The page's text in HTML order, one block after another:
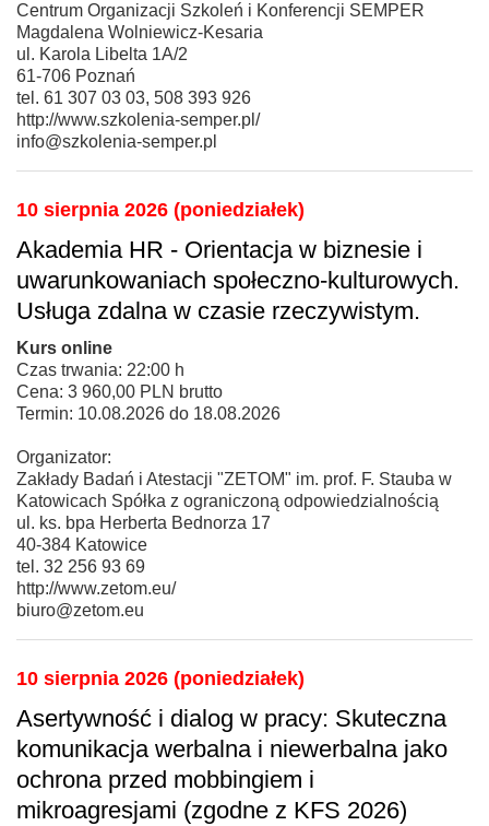
Centrum Organizacji Szkoleń i Konferencji SEMPER
Magdalena Wolniewicz-Kesaria
ul. Karola Libelta 1A/2
61-706 Poznań
tel. 61 307 03 03, 508 393 926
http://www.szkolenia-semper.pl/
info@szkolenia-semper.pl
10 sierpnia 2026 (poniedziałek)
Akademia HR - Orientacja w biznesie i
uwarunkowaniach społeczno-kulturowych.
Usługa zdalna w czasie rzeczywistym.
Kurs online
Czas trwania: 22:00 h
Cena: 3 960,00 PLN brutto
Termin: 10.08.2026 do 18.08.2026
Organizator:
Zakłady Badań i Atestacji "ZETOM" im. prof. F. Stauba w
Katowicach Spółka z ograniczoną odpowiedzialnością
ul. ks. bpa Herberta Bednorza 17
40-384 Katowice
tel. 32 256 93 69
http://www.zetom.eu/
biuro@zetom.eu
10 sierpnia 2026 (poniedziałek)
Asertywność i dialog w pracy: Skuteczna
komunikacja werbalna i niewerbalna jako
ochrona przed mobbingiem i
mikroagresjami (zgodne z KFS 2026)